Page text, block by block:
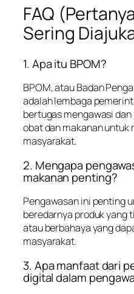
FAQ
Sering
1. Apa itu BPOM?
BPOM, atau Badan
adalah lembaga
bertugas mengawasi
obat dan makanan untuk
masyarakat.
2. Mengapa
makanan penting?
Pengawasan ini penting
beredarnya produk yang
atau berbahaya yang
masyarakat.
3. Apa manfaat dari
digital dalam